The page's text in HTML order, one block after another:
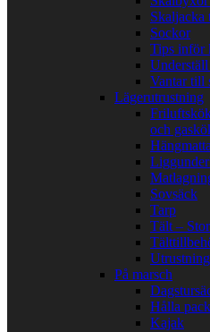
Skaljacka
Sockor
Tips inför
Vantar till
Lägerutrustning
och
Sovsäck
Tarp
Tält –
På marsch
Hålla
Kajak